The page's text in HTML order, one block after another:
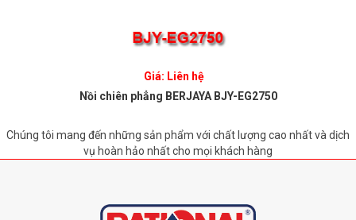
Giá: Liên hệ
Nồi chiên phẳng BERJAYA BJY-EG2750
Chúng tôi mang đến những sản phẩm với chất lượng cao nhất và dịch
vụ hoàn hảo nhất cho mọi khách hàng